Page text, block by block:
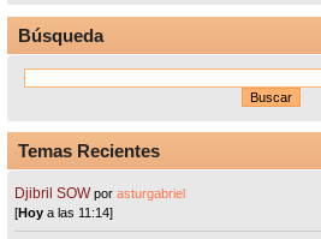
Búsqueda
Temas Recientes
Djibril SOW porasturgabriel
[Hoy a las 11:14]